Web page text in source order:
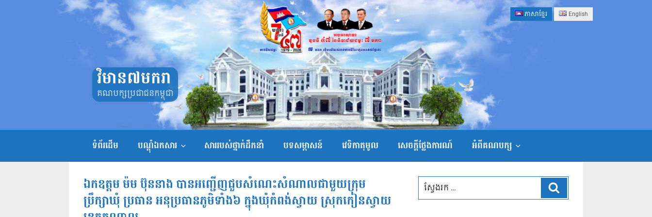
ភាសាខ្មែរ English
វិមាន៧មករា
គណបក្សប្រជាជនកម្ពុជា
ទំព័រដើម បណ្តុំឯកសារ សាររបស់ថ្នាក់ដឹកនាំ បទសម្ភាសន៍ វេទិកាតុមូល សេចក្ដីថ្លែងការណ៍ អំពីគណបក្ស
ឯកឧត្តម ម៉ម ប៊ុននាង បានអញ្ជើញជួបសំណេះសំណាលជាមួយក្រុម
ប្រឹក្សាឃុំ ប្រធាន អនុប្រធានភូមិទាំង៦ ក្នុងឃុំកំពង់ស្វាយ ស្រុកកៀនស្វាយ